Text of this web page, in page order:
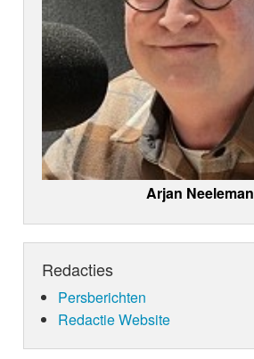
Arjan Neeleman
Redacties
Persberichten
Redactie Website